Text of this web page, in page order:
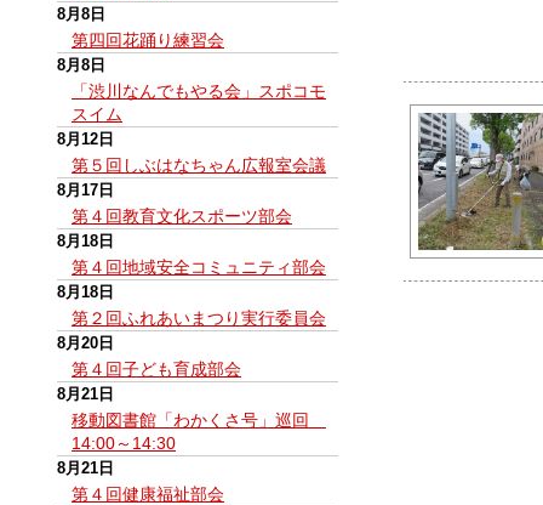
8月8日
第四回花踊り練習会
8月8日
「渋川なんでもやる会」スポコモ
スイム
8月12日
第５回しぶはなちゃん広報室会議
8月17日
第４回教育文化スポーツ部会
8月18日
第４回地域安全コミュニティ部会
8月18日
第２回ふれあいまつり実行委員会
8月20日
第４回子ども育成部会
8月21日
移動図書館「わかくさ号」巡回
14:00～14:30
8月21日
第４回健康福祉部会